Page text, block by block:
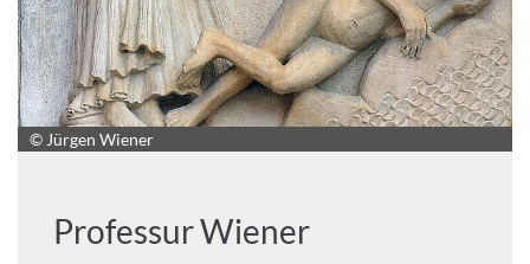
© Jürgen Wiener
Professur Wiener